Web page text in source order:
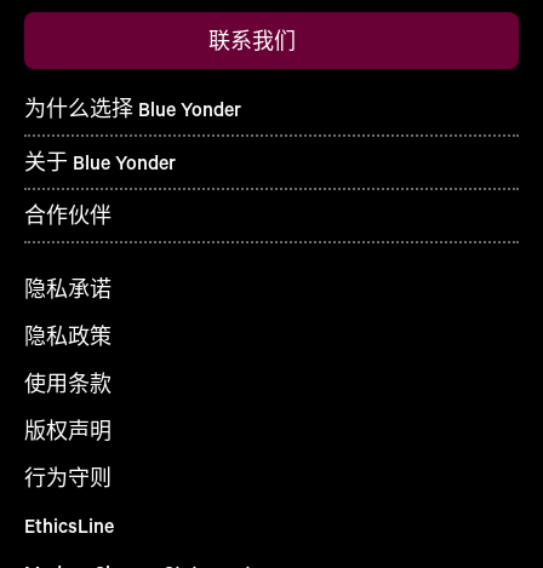
联系我们
为什么选择 Blue Yonder
关于 Blue Yonder
合作伙伴
隐私承诺
隐私政策
使用条款
版权声明
行为守则
EthicsLine